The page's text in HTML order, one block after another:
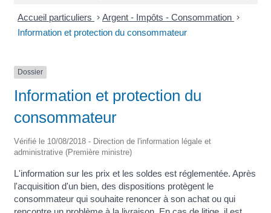
Accueil particuliers > Argent - Impôts - Consommation >
Information et protection du consommateur
Dossier
Information et protection du
consommateur
Vérifié le 10/08/2018 - Direction de l'information légale et
administrative (Première ministre)
L'information sur les prix et les soldes est réglementée. Après
l'acquisition d'un bien, des dispositions protègent le
consommateur qui souhaite renoncer à son achat ou qui